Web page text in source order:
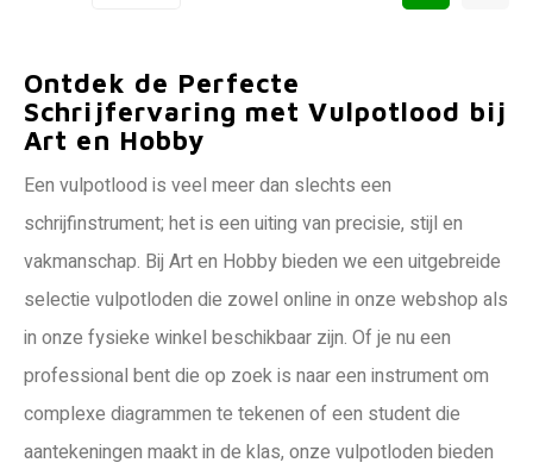
Ontdek de Perfecte
Schrijfervaring met Vulpotlood bij
Art en Hobby
Een vulpotlood is veel meer dan slechts een
schrijfinstrument; het is een uiting van precisie, stijl en
vakmanschap. Bij Art en Hobby bieden we een uitgebreide
selectie vulpotloden die zowel online in onze webshop als
in onze fysieke winkel beschikbaar zijn. Of je nu een
professional bent die op zoek is naar een instrument om
complexe diagrammen te tekenen of een student die
aantekeningen maakt in de klas, onze vulpotloden bieden